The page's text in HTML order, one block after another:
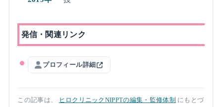
発信・関連リンク
プロフィール詳細
この記事は、 ヒロクリニックNIPPTの編集・監修体制 にもとづ